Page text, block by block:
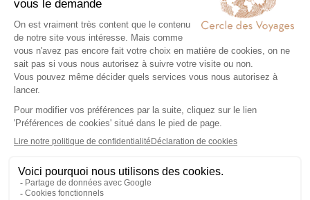
02 Co-construisez votre itinéraire
Échangez avec un conseiller-expert
pour créer un voyage à votre image,
adapté à vos envies et à votre rythme.
03
Hébergements, transports, formalités,
expériences exclusives : nous nous
chargeons de tout. Il ne vous reste plus
Partez l’esprit léger